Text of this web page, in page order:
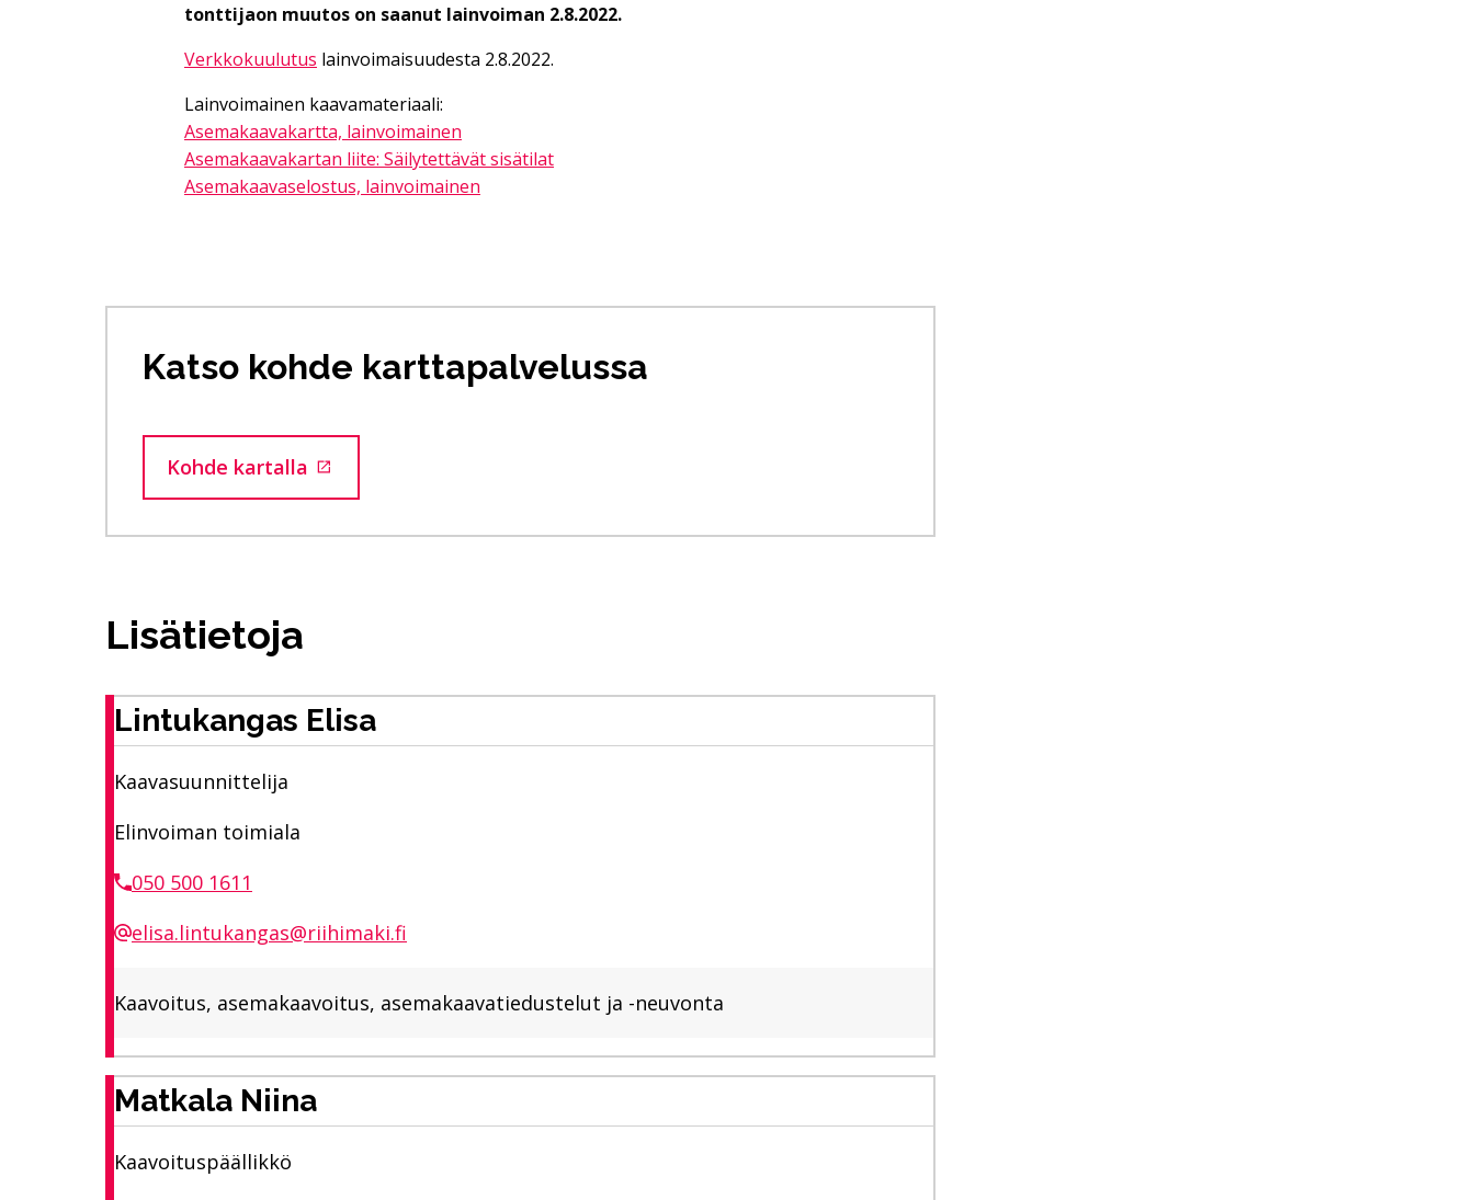
tonttijaon muutos on saanut lainvoiman 2.8.2022.
Verkkokuulutus lainvoimaisuudesta 2.8.2022.
Lainvoimainen kaavamateriaali:
Asemakaavakartta, lainvoimainen
Asemakaavakartan liite: Säilytettävät sisätilat
Asemakaavaselostus, lainvoimainen
Katso kohde karttapalvelussa
Kohde kartallaSiirtyy ulkoiselle sivustolle
Lisätietoja
Lintukangas Elisa
Kaavasuunnittelija
Elinvoiman toimiala
050 500 1611
elisa.lintukangas@riihimaki.fi
Kaavoitus, asemakaavoitus, asemakaavatiedustelut ja -neuvonta
Matkala Niina
Kaavoituspäällikkö